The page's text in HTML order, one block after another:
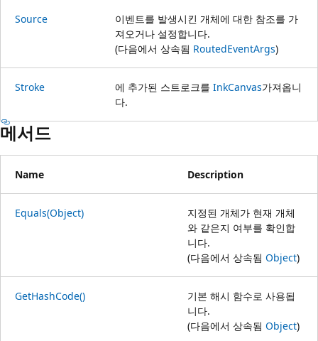
Source
이벤트를 발생시킨 개체에 대한 참조를 가
져오거나 설정합니다.
(다음에서 상속됨 RoutedEventArgs)
Stroke 에 추가된 스트로크를 InkCanvas가져옵니
다.
메서드
Name Description
Equals(Object)
지정된 개체가 현재 개체
와 같은지 여부를 확인합
니다.
(다음에서 상속됨 Object)
GetHashCode()
기본 해시 함수로 사용됩
니다.
(다음에서 상속됨 Object)